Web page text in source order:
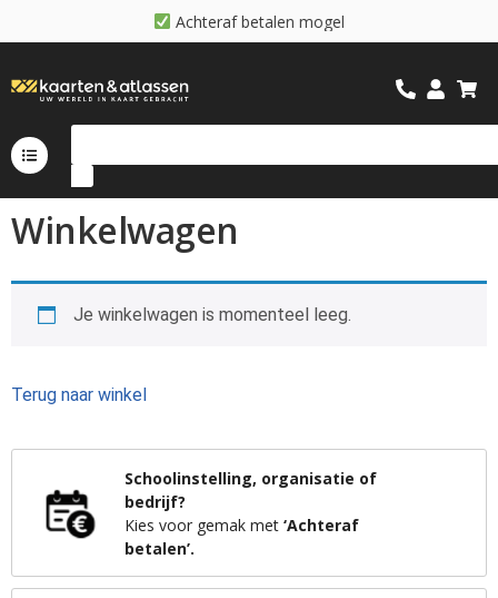
Achteraf betalen mogel
Winkelwagen
Je winkelwagen is momenteel leeg.
Terug naar winkel
Schoolinstelling, organisatie of
bedrijf?
Kies voor gemak met‘Achteraf
betalen’.